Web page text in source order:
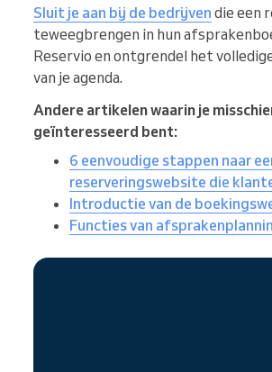
Sluit je aan bij de bedrijven die een
teweegbrengen in hun
Reservio en ontgrendel het
van je agenda.
Andere artikelen waarin je
geïnteresseerd bent:
6 eenvoudige stappen naar
reserveringswebsite die
Introductie van de
Functies van